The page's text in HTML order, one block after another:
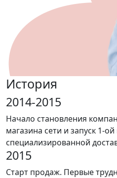
История
2014-2015
Начало становления
магазина сети и запуск 1-
специализированной
2015
Старт продаж. Первые